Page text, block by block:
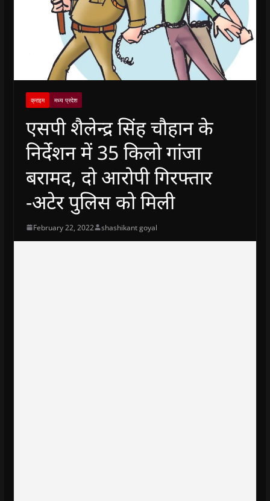
क्राइम मध्य प्रदेश
एसपी शैलेन्द्र सिंह चौहान के
निर्देशन में 35 किलो गांजा
बरामद, दो आरोपी गिरफ्तार
-अटेर पुलिस को मिली
February 22, 2022 shashikant goyal